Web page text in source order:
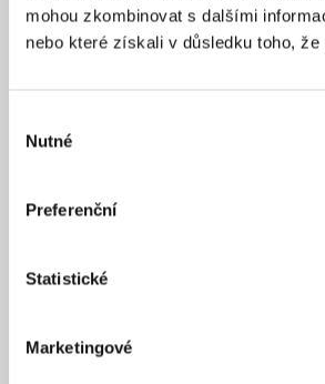
mohou zkombinovat s dalšími
nebo které získali v důsledku toho,
souhlasu
Nutné
Preferenční
Statistické
Marketingové
(Ne)spoutaná Vltava. Řeka už dnes
třeba Národní divadlo, jak ji Praha